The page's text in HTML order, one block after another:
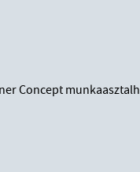
Concept